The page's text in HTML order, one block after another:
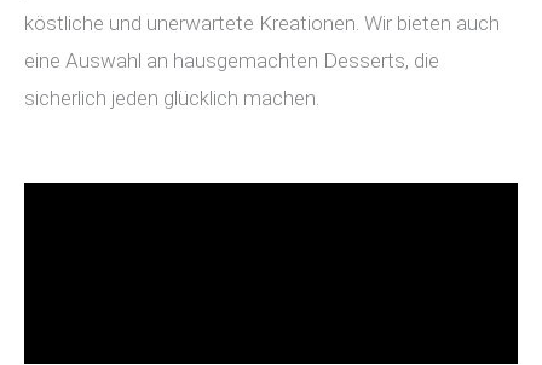
köstliche und unerwartete Kreationen. Wir bieten auch
eine Auswahl an hausgemachten Desserts, die
sicherlich jeden glücklich machen.